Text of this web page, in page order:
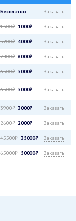
Бесплатно Заказать
1300₽ 1000₽ Заказать
5200₽ 4000₽ Заказать
7800₽ 6000₽ Заказать
6500₽ 5000₽ Заказать
6500₽ 5000₽ Заказать
3900₽ 3000₽ Заказать
2600₽ 2000₽ Заказать
45500₽ 35000₽ Заказать
65000₽ 50000₽ Заказать